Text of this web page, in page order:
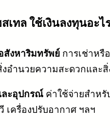
เทล ใช้เงินลงทุนอะไ
สังหาริมทรัพย์ การเช่าห
งอำนวยความสะดวกและสิ่
ละอุปกรณ์ ค่าใช้จ่ายสำห
เครื่องปรับอากาศ ฯลฯ